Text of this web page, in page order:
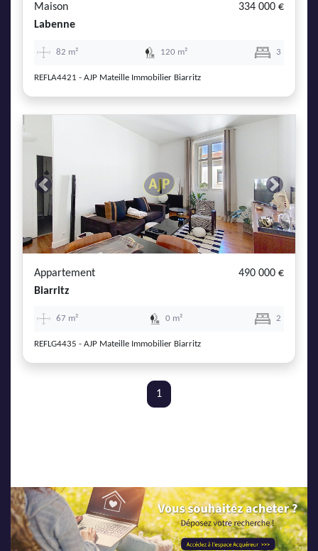
Maison
334 000 €
Labenne
82 m² 120 m² 3
REFLA4421 - AJP Mateille Immobilier Biarritz
Previous Next
Appartement
490 000 €
Biarritz
67 m² 0 m² 2
REFLG4435 - AJP Mateille Immobilier Biarritz
1